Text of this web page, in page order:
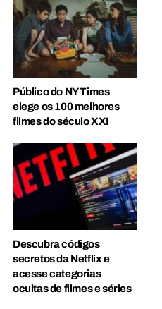
Público do NY Times
elege os 100 melhores
filmes do século XXI
Descubra códigos
secretos da Netflix e
acesse categorias
ocultas de filmes e séries